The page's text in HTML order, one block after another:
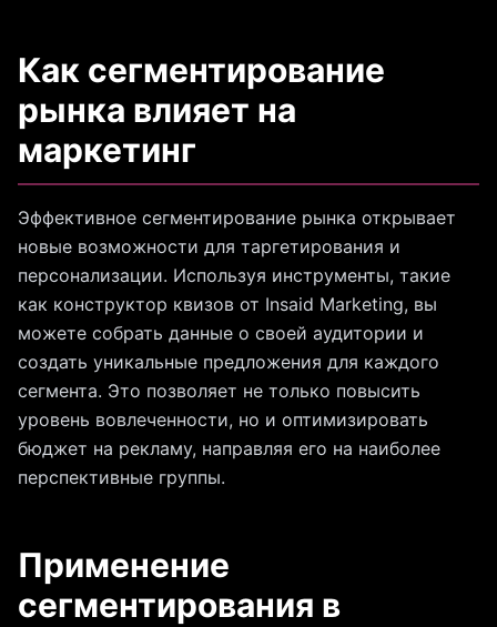
Как сегментирование
рынка влияет на
маркетинг
Эффективное сегментирование рынка открывает
новые возможности для таргетирования и
персонализации. Используя инструменты, такие
как конструктор квизов от Insaid Marketing, вы
можете собрать данные о своей аудитории и
создать уникальные предложения для каждого
сегмента. Это позволяет не только повысить
уровень вовлеченности, но и оптимизировать
бюджет на рекламу, направляя его на наиболее
перспективные группы.
Применение
сегментирования в